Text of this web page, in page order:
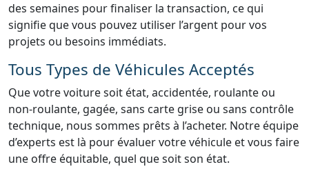
des semaines pour finaliser la transaction, ce qui
signifie que vous pouvez utiliser l’argent pour vos
projets ou besoins immédiats.
Tous Types de Véhicules Acceptés
Que votre voiture soit état, accidentée, roulante ou
non-roulante, gagée, sans carte grise ou sans contrôle
technique, nous sommes prêts à l’acheter. Notre équipe
d’experts est là pour évaluer votre véhicule et vous faire
une offre équitable, quel que soit son état.